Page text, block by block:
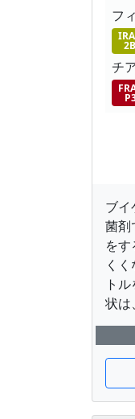
フ
2B
チ
ブ
菌剤
を
く
ト
状は